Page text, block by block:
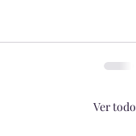
Ver todo